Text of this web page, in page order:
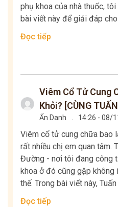
phụ khoa của nhà thuốc,
bài viết này để giải đáp
Đọc tiếp
Viêm Cổ Tử Cung
Khỏi? [CÙNG
Ẩn Danh . 14:26 - 08/
Viêm cổ tử cung chữa bao
rất nhiều chị em quan tâm.
Đường - nơi tôi đang công
khoa ở đó cũng gặp
thế. Trong bài viết này, Tuấn
Đọc tiếp